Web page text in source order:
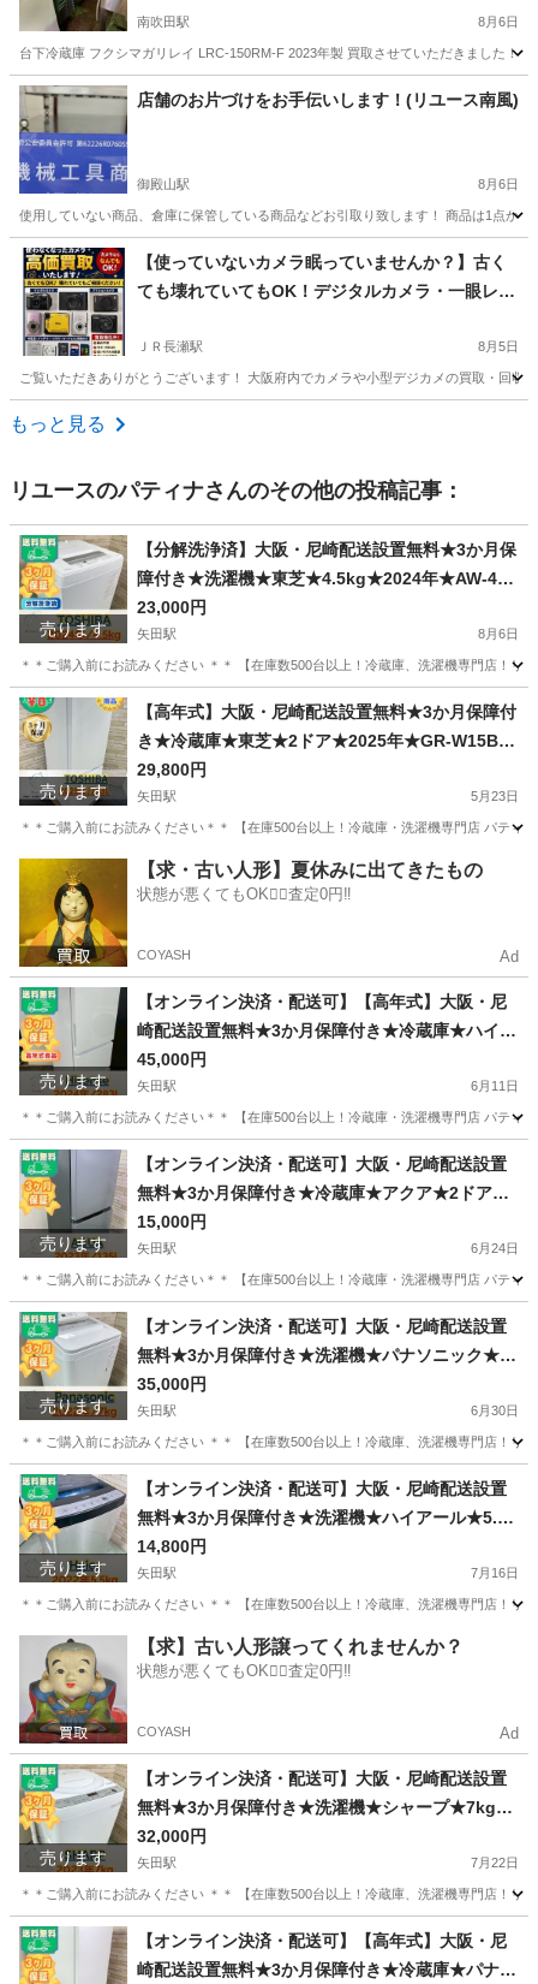
南吹田駅 8月6日
台下冷蔵庫 フクシマガリレイ LRC-150RM-F 2023年製 買取させていただきました！
大阪 吹田市 南吹田駅 リサイクルショップ
店舗のお片づけをお手伝いします！(リユース南風)
御殿山駅 8月6日
使用していない商品、倉庫に保管している商品などお引取り致します！ 商品は1点か
大阪 枚方市 御殿山駅 リサイクルショップ 無料
【使っていないカメラ眠っていませんか？】古く
ても壊れていてもOK！デジタルカメラ・一眼レフ
ＪＲ長瀬駅 8月5日
ご覧いただきありがとうございます！ 大阪府内でカメラや小型デジカメの買取・回
大阪 東大阪市
もっと見る
リユースのパティナさんのその他の投稿記事：
売ります
【分解洗浄済】大阪・尼崎配送設置無料★3か月保
障付き★洗濯機★東芝★4.5kg★2024年★AW-45
GA2★IS-2119
23,000円
矢田駅 8月6日
＊＊ご購入前にお読みください ＊＊ 【在庫数500台以上！冷蔵庫、洗濯機専門店！
大阪 大阪市 矢田駅 生活家電 無料
売ります
【高年式】大阪・尼崎配送設置無料★3か月保障付
き★冷蔵庫★東芝★2ドア★2025年★GR-W15BS
(W)★IR1568
29,800円
矢田駅 5月23日
＊＊ご購入前にお読みください＊＊ 【在庫500台以上！冷蔵庫・洗濯機専門店 パテ
矢田駅 キッチン家電 無料
【求・古い人形】夏休みに出てきたもの
状態が悪くてもOK🙆‍♀️査定0円‼️
COYASH Ad
売ります
【オンライン決済・配送可】【高年式】大阪・尼
崎配送設置無料★3か月保障付き★冷蔵庫★ハイセ
ンス★3ドア★2024年★HR-G28E3W★R-2344
45,000円
矢田駅 6月11日
＊＊ご購入前にお読みください＊＊ 【在庫500台以上！冷蔵庫・洗濯機専門店 パテ
大阪 大阪市 矢田駅 キッチン家電 無料
売ります
【オンライン決済・配送可】大阪・尼崎配送設置
無料★3か月保障付き★冷蔵庫★アクア★2ドア★2
023年★AQR-14P(DS)★R-2248
15,000円
矢田駅 6月24日
＊＊ご購入前にお読みください＊＊ 【在庫500台以上！冷蔵庫・洗濯機専門店 パテ
大阪 大阪市 矢田駅 キッチン家電 AQR
売ります
【オンライン決済・配送可】大阪・尼崎配送設置
無料★3か月保障付き★洗濯機★パナソニック★7k
g★2022年★NA-FA7H1★IS-1753
35,000円
矢田駅 6月30日
＊＊ご購入前にお読みください ＊＊ 【在庫数500台以上！冷蔵庫、洗濯機専門店！
大阪 大阪市 矢田駅 生活家電 無料
売ります
【オンライン決済・配送可】大阪・尼崎配送設置
無料★3か月保障付き★洗濯機★ハイアール★5.5k
g★2022年★JW-XP2C55F★IS1760
14,800円
矢田駅 7月16日
＊＊ご購入前にお読みください ＊＊ 【在庫数500台以上！冷蔵庫、洗濯機専門店！
大阪市 矢田駅 生活家電 無料
【求】古い人形譲ってくれませんか？
状態が悪くてもOK🙆‍♀️査定0円‼️
COYASH Ad
売ります
【オンライン決済・配送可】大阪・尼崎配送設置
無料★3か月保障付き★洗濯機★シャープ★7kg★
2023年★ES-GE7G-W★IS-2103
32,000円
矢田駅 7月22日
＊＊ご購入前にお読みください ＊＊ 【在庫数500台以上！冷蔵庫、洗濯機専門店！
大阪 大阪市 矢田駅 生活家電 無料
【オンライン決済・配送可】【高年式】大阪・尼
崎配送設置無料★3か月保障付き★冷蔵庫★パナソ